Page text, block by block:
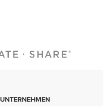
UNTERNEHMEN